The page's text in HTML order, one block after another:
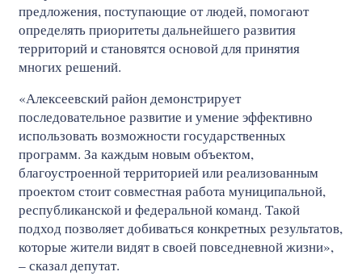
предложения, поступающие от людей, помогают
определять приоритеты дальнейшего развития
территорий и становятся основой для принятия
многих решений.
«Алексеевский район демонстрирует
последовательное развитие и умение эффективно
использовать возможности государственных
программ. За каждым новым объектом,
благоустроенной территорией или реализованным
проектом стоит совместная работа муниципальной,
республиканской и федеральной команд. Такой
подход позволяет добиваться конкретных результатов,
которые жители видят в своей повседневной жизни»,
– сказал депутат.